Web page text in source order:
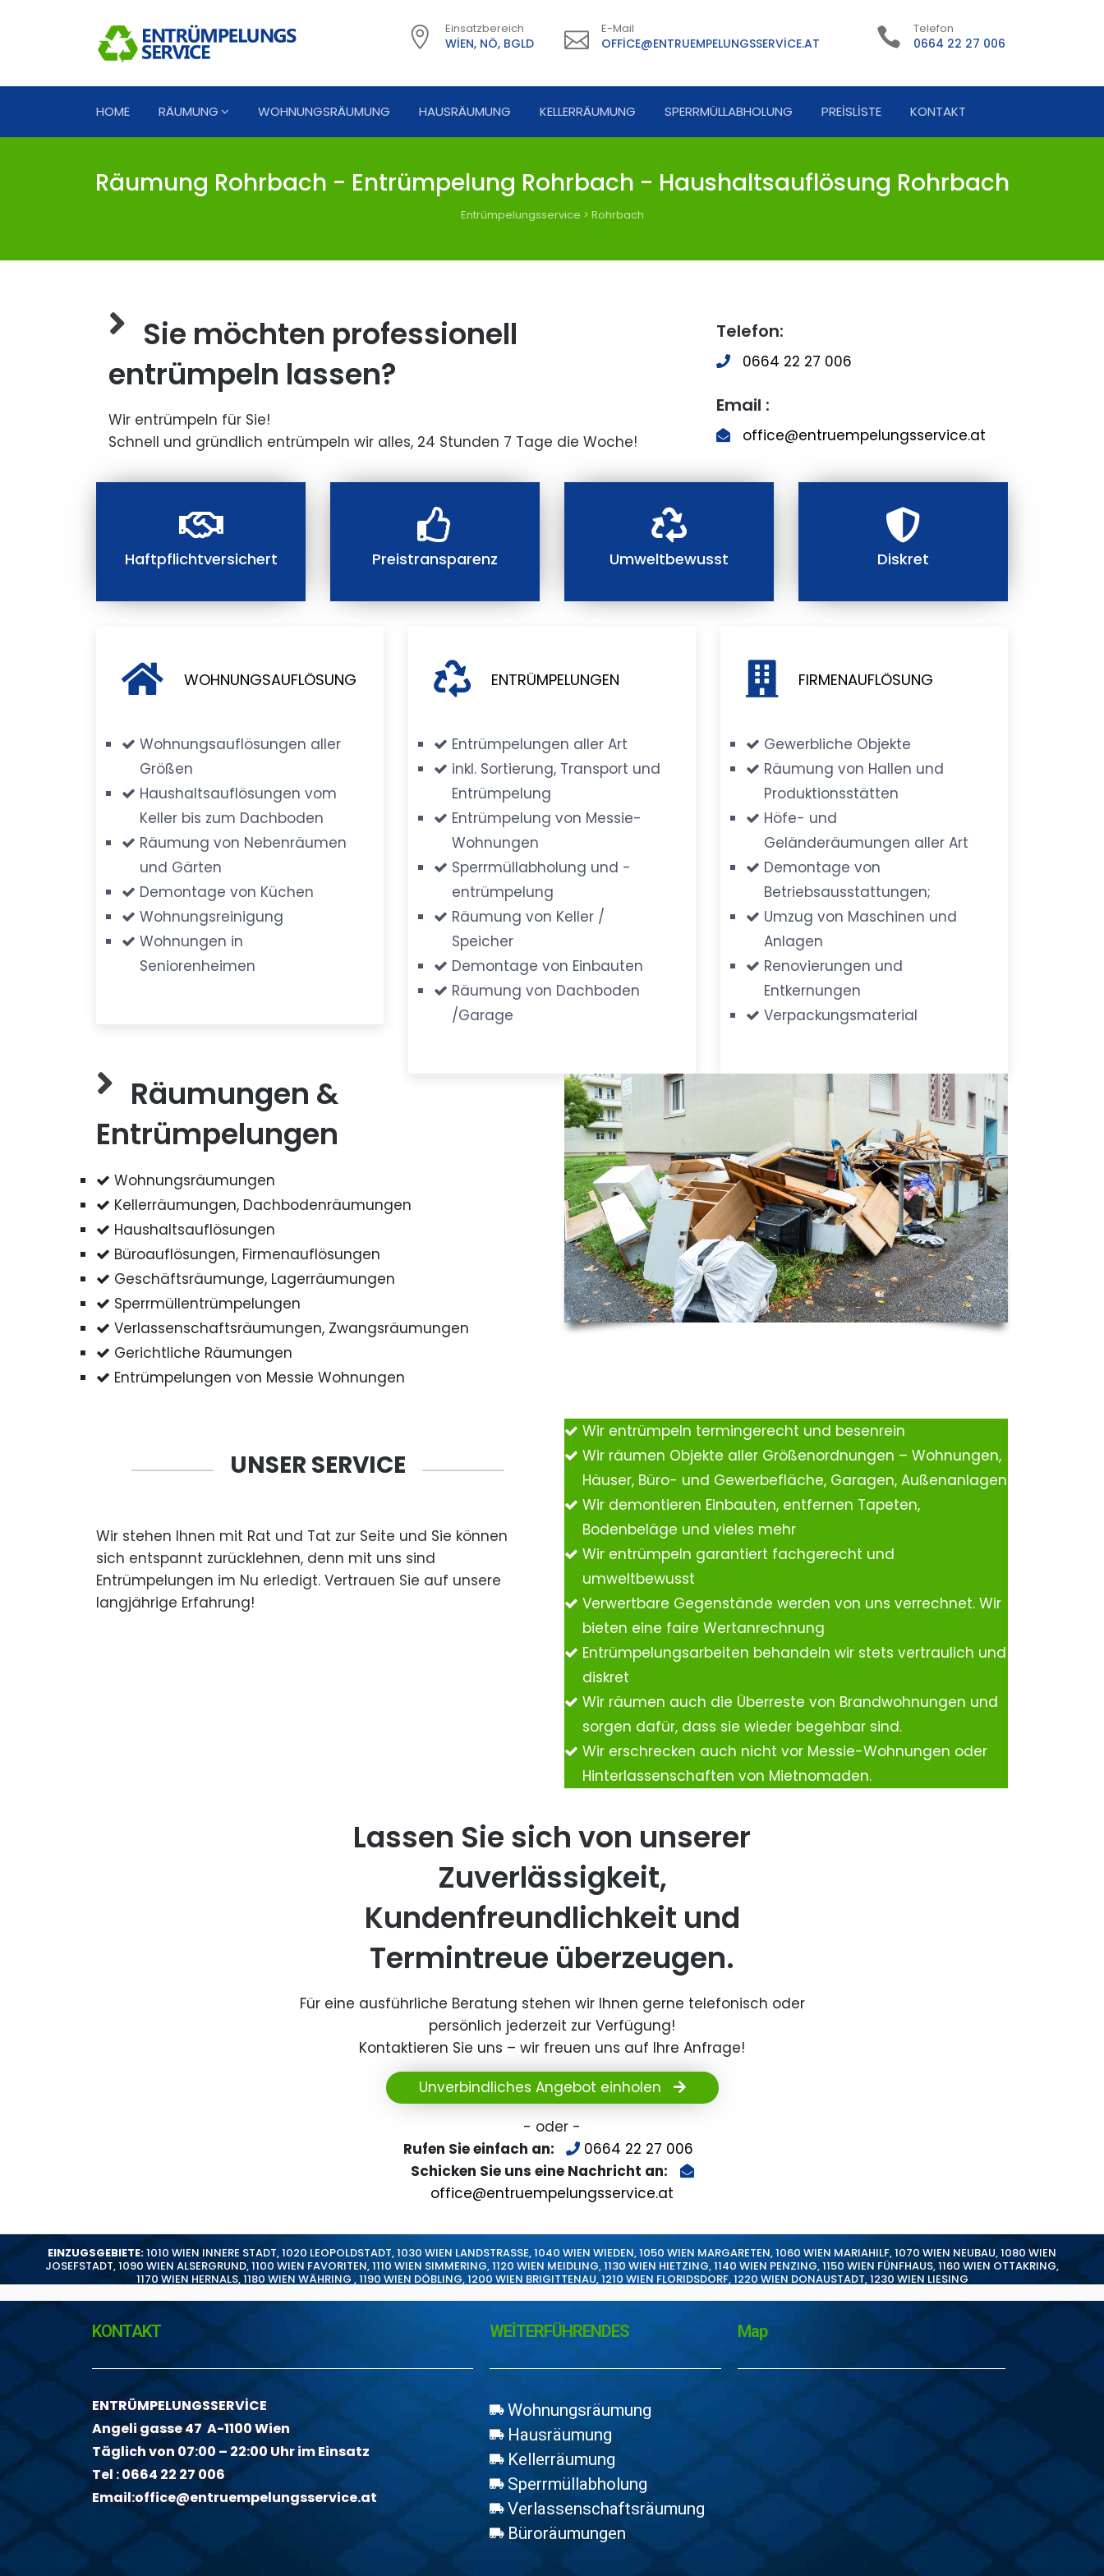
Einsatzbereich
WIEN, NÖ, BGLD
E-Mail
OFFICE@ENTRUEMPELUNGSSERVICE.AT
Telefon
0664 22 27 006
HOME RÄUMUNG WOHNUNGSRÄUMUNG HAUSRÄUMUNG KELLERRÄUMUNG SPERRMÜLLABHOLUNG PREISLISTE KONTAKT
Räumung Rohrbach - Entrümpelung Rohrbach - Haushaltsauflösung Rohrbach
Entrümpelungsservice > Rohrbach
Sie möchten professionell
entrümpeln lassen?
Wir entrümpeln für Sie!
Schnell und gründlich entrümpeln wir alles, 24 Stunden 7 Tage die Woche!
Telefon:
0664 22 27 006
Email :
office@entruempelungsservice.at
Haftpflichtversichert Preistransparenz Umweltbewusst Diskret
WOHNUNGSAUFLÖSUNG
Wohnungsauflösungen aller
Größen
Haushaltsauflösungen vom
Keller bis zum Dachboden
Räumung von Nebenräumen
und Gärten
Demontage von Küchen
Wohnungsreinigung
Wohnungen in
Seniorenheimen
ENTRÜMPELUNGEN
Entrümpelungen aller Art
inkl. Sortierung, Transport und
Entrümpelung
Entrümpelung von Messie-
Wohnungen
Sperrmüllabholung und -
entrümpelung
Räumung von Keller /
Speicher
Demontage von Einbauten
Räumung von Dachboden
/Garage
FIRMENAUFLÖSUNG
Gewerbliche Objekte
Räumung von Hallen und
Produktionsstätten
Höfe- und
Geländeräumungen aller Art
Demontage von
Betriebsausstattungen;
Umzug von Maschinen und
Anlagen
Renovierungen und
Entkernungen
Verpackungsmaterial
Räumungen &
Entrümpelungen
Wohnungsräumungen
Kellerräumungen, Dachbodenräumungen
Haushaltsauflösungen
Büroauflösungen, Firmenauflösungen
Geschäftsräumunge, Lagerräumungen
Sperrmüllentrümpelungen
Verlassenschaftsräumungen, Zwangsräumungen
Gerichtliche Räumungen
Entrümpelungen von Messie Wohnungen
UNSER SERVICE
Wir stehen Ihnen mit Rat und Tat zur Seite und Sie können
sich entspannt zurücklehnen, denn mit uns sind
Entrümpelungen im Nu erledigt. Vertrauen Sie auf unsere
langjährige Erfahrung!
Wir entrümpeln termingerecht und besenrein
Wir räumen Objekte aller Größenordnungen – Wohnungen,
Häuser, Büro- und Gewerbefläche, Garagen, Außenanlagen
Wir demontieren Einbauten, entfernen Tapeten,
Bodenbeläge und vieles mehr
Wir entrümpeln garantiert fachgerecht und
umweltbewusst
Verwertbare Gegenstände werden von uns verrechnet. Wir
bieten eine faire Wertanrechnung
Entrümpelungsarbeiten behandeln wir stets vertraulich und
diskret
Wir räumen auch die Überreste von Brandwohnungen und
sorgen dafür, dass sie wieder begehbar sind.
Wir erschrecken auch nicht vor Messie-Wohnungen oder
Hinterlassenschaften von Mietnomaden.
Lassen Sie sich von unserer
Zuverlässigkeit,
Kundenfreundlichkeit und
Termintreue überzeugen.
Für eine ausführliche Beratung stehen wir Ihnen gerne telefonisch oder
persönlich jederzeit zur Verfügung!
Kontaktieren Sie uns – wir freuen uns auf Ihre Anfrage!
Unverbindliches Angebot einholen
- oder -
Rufen Sie einfach an:
0664 22 27 006
Schicken Sie uns eine Nachricht an:
office@entruempelungsservice.at
EINZUGSGEBIETE:1010 WIEN INNERE STADT,1020 LEOPOLDSTADT,1030 WIEN LANDSTRASSE,1040 WIEN WIEDEN,1050 WIEN MARGARETEN,1060 WIEN MARIAHILF,1070 WIEN NEUBAU,1080 WIEN
JOSEFSTADT,1090 WIEN ALSERGRUND,1100 WIEN FAVORITEN,1110 WIEN SIMMERING,1120 WIEN MEIDLING,1130 WIEN HIETZING,1140 WIEN PENZING,1150 WIEN FÜNFHAUS,1160 WIEN OTTAKRING,
1170 WIEN HERNALS,1180 WIEN WÄHRING ,1190 WIEN DÖBLING,1200 WIEN BRIGITTENAU,1210 WIEN FLORIDSDORF,1220 WIEN DONAUSTADT,1230 WIEN LIESING
KONTAKT
ENTRÜMPELUNGSSERVİCE
Angeli gasse 47 A-1100 Wien
Täglich von 07:00 – 22:00 Uhr im Einsatz
Tel :0664 22 27 006
Email:office@entruempelungsservice.at
WEİTERFÜHRENDES
Wohnungsräumung
Hausräumung
Kellerräumung
Sperrmüllabholung
Verlassenschaftsräumung
Büroräumungen
Map